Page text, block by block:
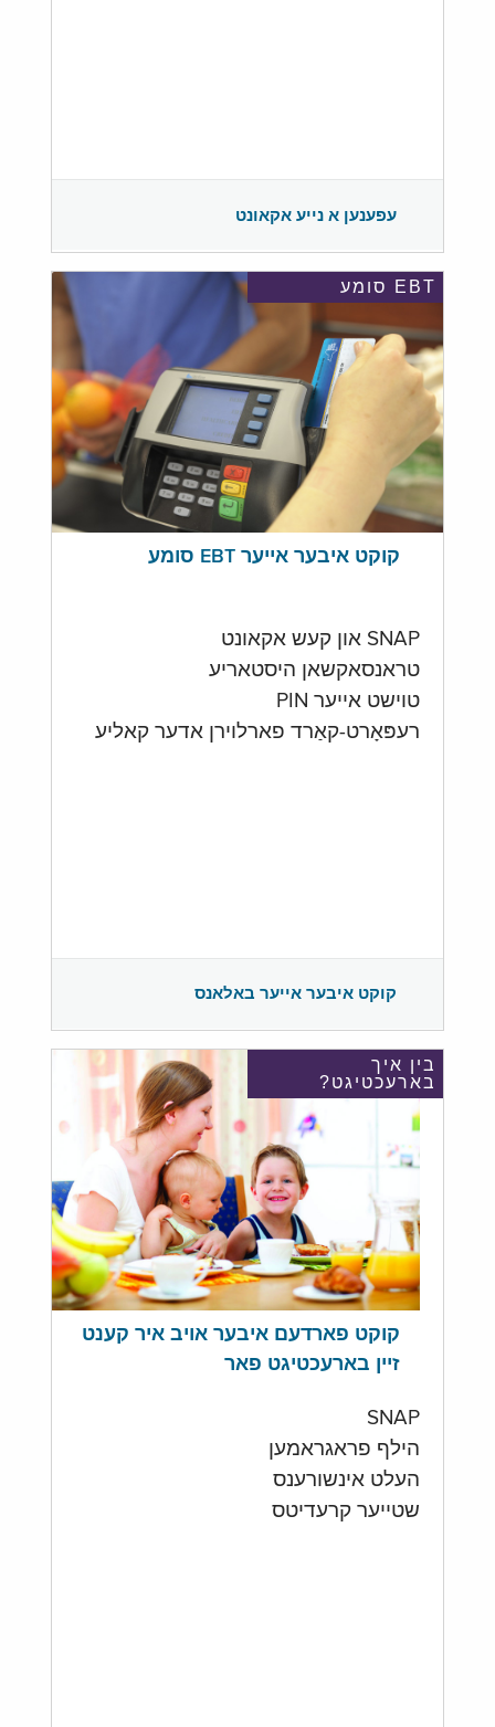
עפענען א נייע אקאונט
EBT סומע
קוקט איבער אייער EBT סומע
SNAP און קעש אקאונט
טראנסאקשאן היסטאריע
טוישט אייער PIN
רעפּאָרט-קאַרד פארלוירן אדער קאליע
קוקט איבער אייער באלאנס
בין איך
בארעכטיגט?
קוקט פארדעם איבער אויב איר קענט
זיין בארעכטיגט פאר
SNAP
הילף פראגראמען
העלט אינשורענס
שטייער קרעדיטס